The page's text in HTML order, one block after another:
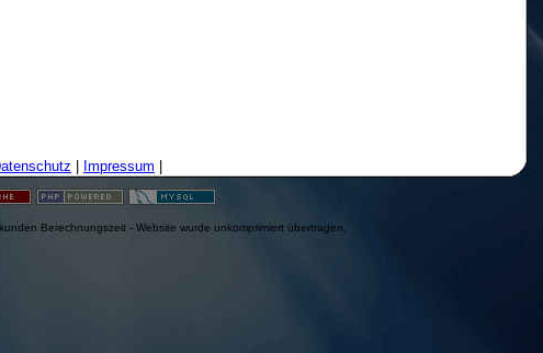
Impressum
Berechnungszeit - Website wurde unkomprimiert übertragen.